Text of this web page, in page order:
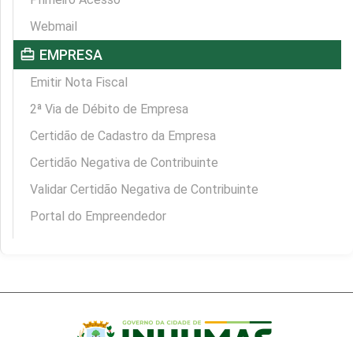
Webmail
card_travel EMPRESA
Emitir Nota Fiscal
2ª Via de Débito de Empresa
Certidão de Cadastro da Empresa
Certidão Negativa de Contribuinte
Validar Certidão Negativa de Contribuinte
Portal do Empreendedor